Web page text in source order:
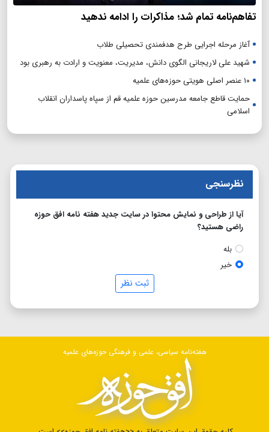
تفاهم‌نامه تمام شد؛ مذاکرات را ادامه ندهید
آغاز مرحله اجرایی طرح هدفمندی تحصیلی طلاب
شهید علی لاریجانی الگوی دانش، مدیریت، معنویت و ارادت به رهبری بود
۱۰ عنصر اصلی هویتی حوزه‌های علمیه
حمایت قاطع جامعه مدرسین حوزه علمیه قم از سپاه پاسداران انقلاب
اسلامی
نظرسنجی
آیا از طراحی و نمایش محتوا در سایت جدید هفته نامه افق حوزه
راضی هستید؟
بله
خیر
ثبت نظر
هفته‌نامه سیاسی، علمی و فرهنگی حوزه‌های علمیه